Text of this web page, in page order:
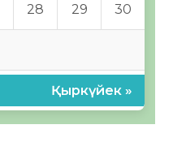
28 29 30
Қыркүйек »